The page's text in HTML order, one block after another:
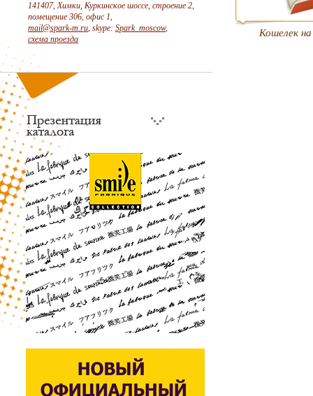
141407, Химки, Куркинское шоссе, строение 2,
помещение 306, офис 1,
mail@spark-m.ru, skype: Spark_moscow,
схема проезда
Кошелек